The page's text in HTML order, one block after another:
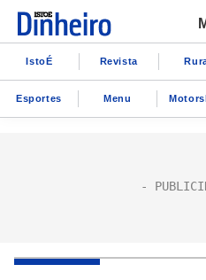
IstoÉ Revista
Esportes Menu